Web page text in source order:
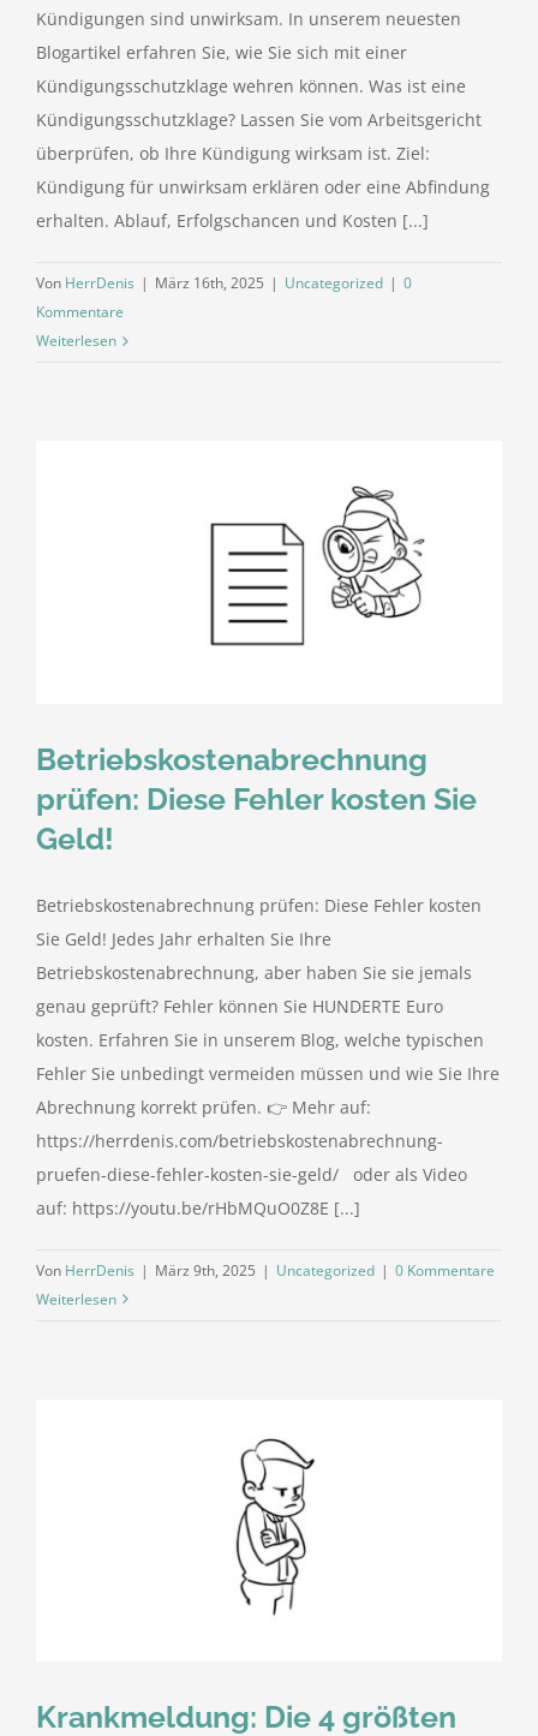
Kündigungen sind unwirksam. In unserem neuesten
Blogartikel erfahren Sie, wie Sie sich mit einer
Kündigungsschutzklage wehren können. Was ist eine
Kündigungsschutzklage? Lassen Sie vom Arbeitsgericht
überprüfen, ob Ihre Kündigung wirksam ist. Ziel:
Kündigung für unwirksam erklären oder eine Abfindung
erhalten. Ablauf, Erfolgschancen und Kosten [...]
Von HerrDenis | März 16th, 2025 | Uncategorized | 0
Kommentare
Weiterlesen
Betriebskostenabrechnung
prüfen: Diese Fehler kosten Sie
Geld!
Betriebskostenabrechnung prüfen: Diese Fehler kosten
Sie Geld! Jedes Jahr erhalten Sie Ihre
Betriebskostenabrechnung, aber haben Sie sie jemals
genau geprüft? Fehler können Sie HUNDERTE Euro
kosten. Erfahren Sie in unserem Blog, welche typischen
Fehler Sie unbedingt vermeiden müssen und wie Sie Ihre
Abrechnung korrekt prüfen. 👉 Mehr auf:
https://herrdenis.com/betriebskostenabrechnung-
pruefen-diese-fehler-kosten-sie-geld/ oder als Video
auf: https://youtu.be/rHbMQuO0Z8E [...]
Von HerrDenis | März 9th, 2025 | Uncategorized | 0 Kommentare
Weiterlesen
Krankmeldung: Die 4 größten